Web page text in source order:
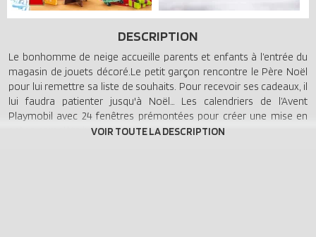
DESCRIPTION
Le bonhomme de neige accueille parents et enfants à l’entrée du
magasin de jouets décoré.Le petit garçon rencontre le Père Noël
pour lui remettre sa liste de souhaits. Pour recevoir ses cadeaux, il
lui faudra patienter jusqu'à Noël… Les calendriers de l’Avent
Playmobil avec 24 fenêtres prémontées pour créer une mise en
scène complète jusqu’à Noël.